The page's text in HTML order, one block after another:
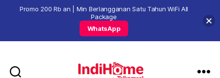
Promo 200 Rb an | Min Berlangganan Satu Tahun WiFi All
Package
WhatsApp